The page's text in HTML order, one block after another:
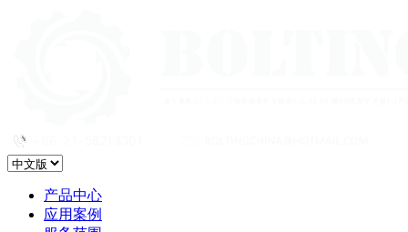
产品中心
应用案例